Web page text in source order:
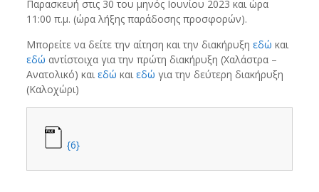
Παρασκευή στις 30 του μηνός Ιουνίου 2023 και ώρα
11:00 π.μ. (ώρα λήξης παράδοσης προσφορών).
Μπορείτε να δείτε την αίτηση και την διακήρυξη εδώ και
εδώ αντίστοιχα για την πρώτη διακήρυξη (Χαλάστρα –
Ανατολικό) καιεδώ καιεδώ για την δεύτερη διακήρυξη
(Καλοχώρι)
{6}